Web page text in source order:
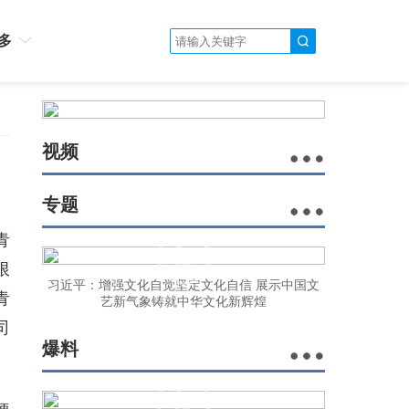
视频
专题
习近平：增强文化自觉坚定文化自信 展示中国文
艺新气象铸就中华文化新辉煌
爆料